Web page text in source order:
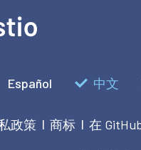
Español 中文
政策 | 商标 | 在